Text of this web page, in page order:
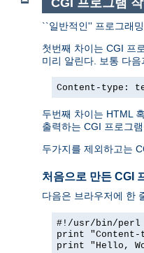
``일반적인'' 프로그래
첫번째 차이는 CGI 프
미리 알린다. 보통 다음
Content-type:
두번째 차이는 HTML
출력하는 CGI 프로그
두가지를 제외하고는
처음으로 만든 CGI
다음은 브라우저에 한
#!/usr/bin/perl
print
print "Hello,